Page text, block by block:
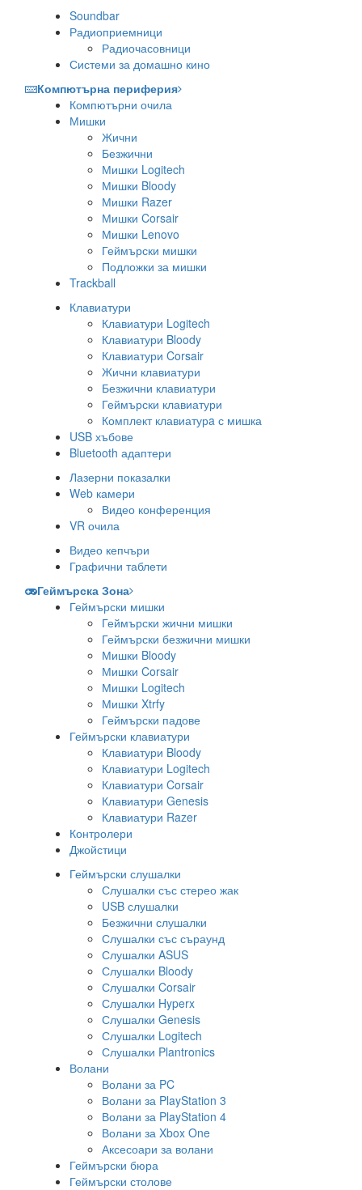
Soundbar
Радиоприемници
Радиочасовници
Системи за домашно кино
Компютърна периферия
Компютърни очила
Мишки
Жични
Безжични
Мишки Logitech
Мишки Bloody
Мишки Razer
Мишки Corsair
Мишки Lenovo
Геймърски мишки
Подложки за мишки
Trackball
Клавиатури
Клавиатури Logitech
Клавиатури Bloody
Клавиатури Corsair
Жични клавиатури
Безжични клавиатури
Геймърски клавиатури
Комплект клавиатурa с мишка
USB хъбове
Bluetooth адаптери
Лазерни показалки
Web камери
Видео конференция
VR очила
Видео кепчъри
Графични таблети
Геймърска Зона
Геймърски мишки
Геймърски жични мишки
Геймърски безжични мишки
Мишки Bloody
Мишки Corsair
Мишки Logitech
Мишки Xtrfy
Геймърски падове
Геймърски клавиатури
Клавиатури Bloody
Клавиатури Logitech
Клавиатури Corsair
Клавиатури Genesis
Клавиатури Razer
Контролери
Джойстици
Геймърски слушалки
Слушалки със стерео жак
USB слушалки
Безжични слушалки
Слушалки със съраунд
Слушалки ASUS
Слушалки Bloody
Слушалки Corsair
Слушалки Hyperx
Слушалки Genesis
Слушалки Logitech
Слушалки Plantronics
Волани
Волани за PC
Волани за PlayStation 3
Волани за PlayStation 4
Волани за Xbox One
Аксесоари за волани
Геймърски бюра
Геймърски столове